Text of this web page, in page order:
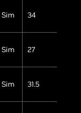
Sim 34
Sim 27
Sim 31.5